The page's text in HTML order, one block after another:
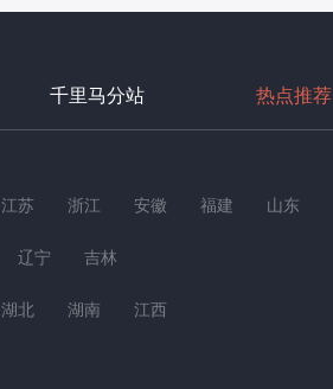
千里马分站 热点推荐
江苏 浙江 安徽 福建 山东
辽宁 吉林
湖北 湖南 江西